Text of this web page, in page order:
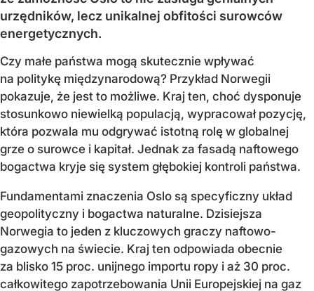
urzędników, lecz unikalnej obfitości surowców
energetycznych.
Czy małe państwa mogą skutecznie wpływać
na politykę międzynarodową? Przykład Norwegii
pokazuje, że jest to możliwe. Kraj ten, choć dysponuje
stosunkowo niewielką populacją, wypracował pozycję,
która pozwala mu odgrywać istotną rolę w globalnej
grze o surowce i kapitał. Jednak za fasadą naftowego
bogactwa kryje się system głębokiej kontroli państwa.
Fundamentami znaczenia Oslo są specyficzny układ
geopolityczny i bogactwa naturalne. Dzisiejsza
Norwegia to jeden z kluczowych graczy naftowo-
gazowych na świecie. Kraj ten odpowiada obecnie
za blisko 15 proc. unijnego importu ropy i aż 30 proc.
całkowitego zapotrzebowania Unii Europejskiej na gaz